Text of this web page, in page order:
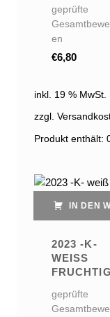
geprüfte
en
€6,80
inkl. 19 % MwSt.
zzgl.
Produkt enthält:
IN DEN
2023 -K-
WEISS F
RUCHTIG
geprüfte